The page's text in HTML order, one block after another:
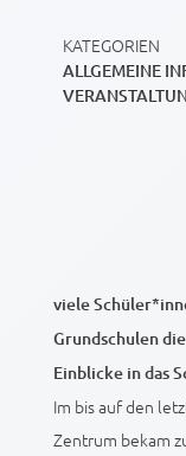
KATEGORIEN
ALLGEMEINE
viele
Grundschulen
Einblicke in das
Im bis auf den
Zentrum bekam